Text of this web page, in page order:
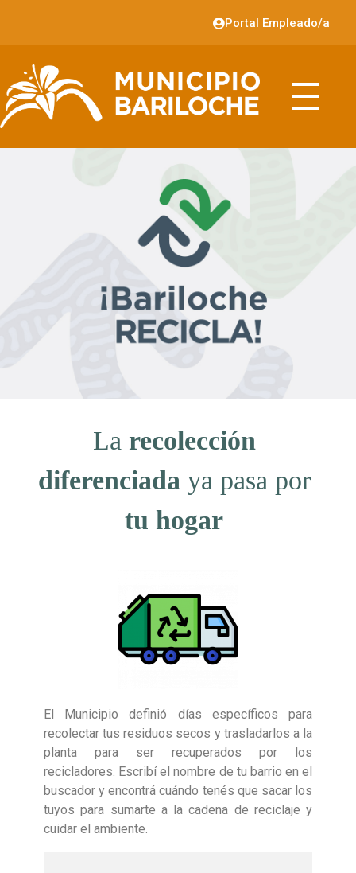
Portal Empleado/a
La recolección
diferenciada ya pasa por
tu hogar
El Municipio definió días específicos para
recolectar tus residuos secos y trasladarlos a la
planta para ser recuperados por los
recicladores. Escribí el nombre de tu barrio en el
buscador y encontrá cuándo tenés que sacar los
tuyos para sumarte a la cadena de reciclaje y
cuidar el ambiente.